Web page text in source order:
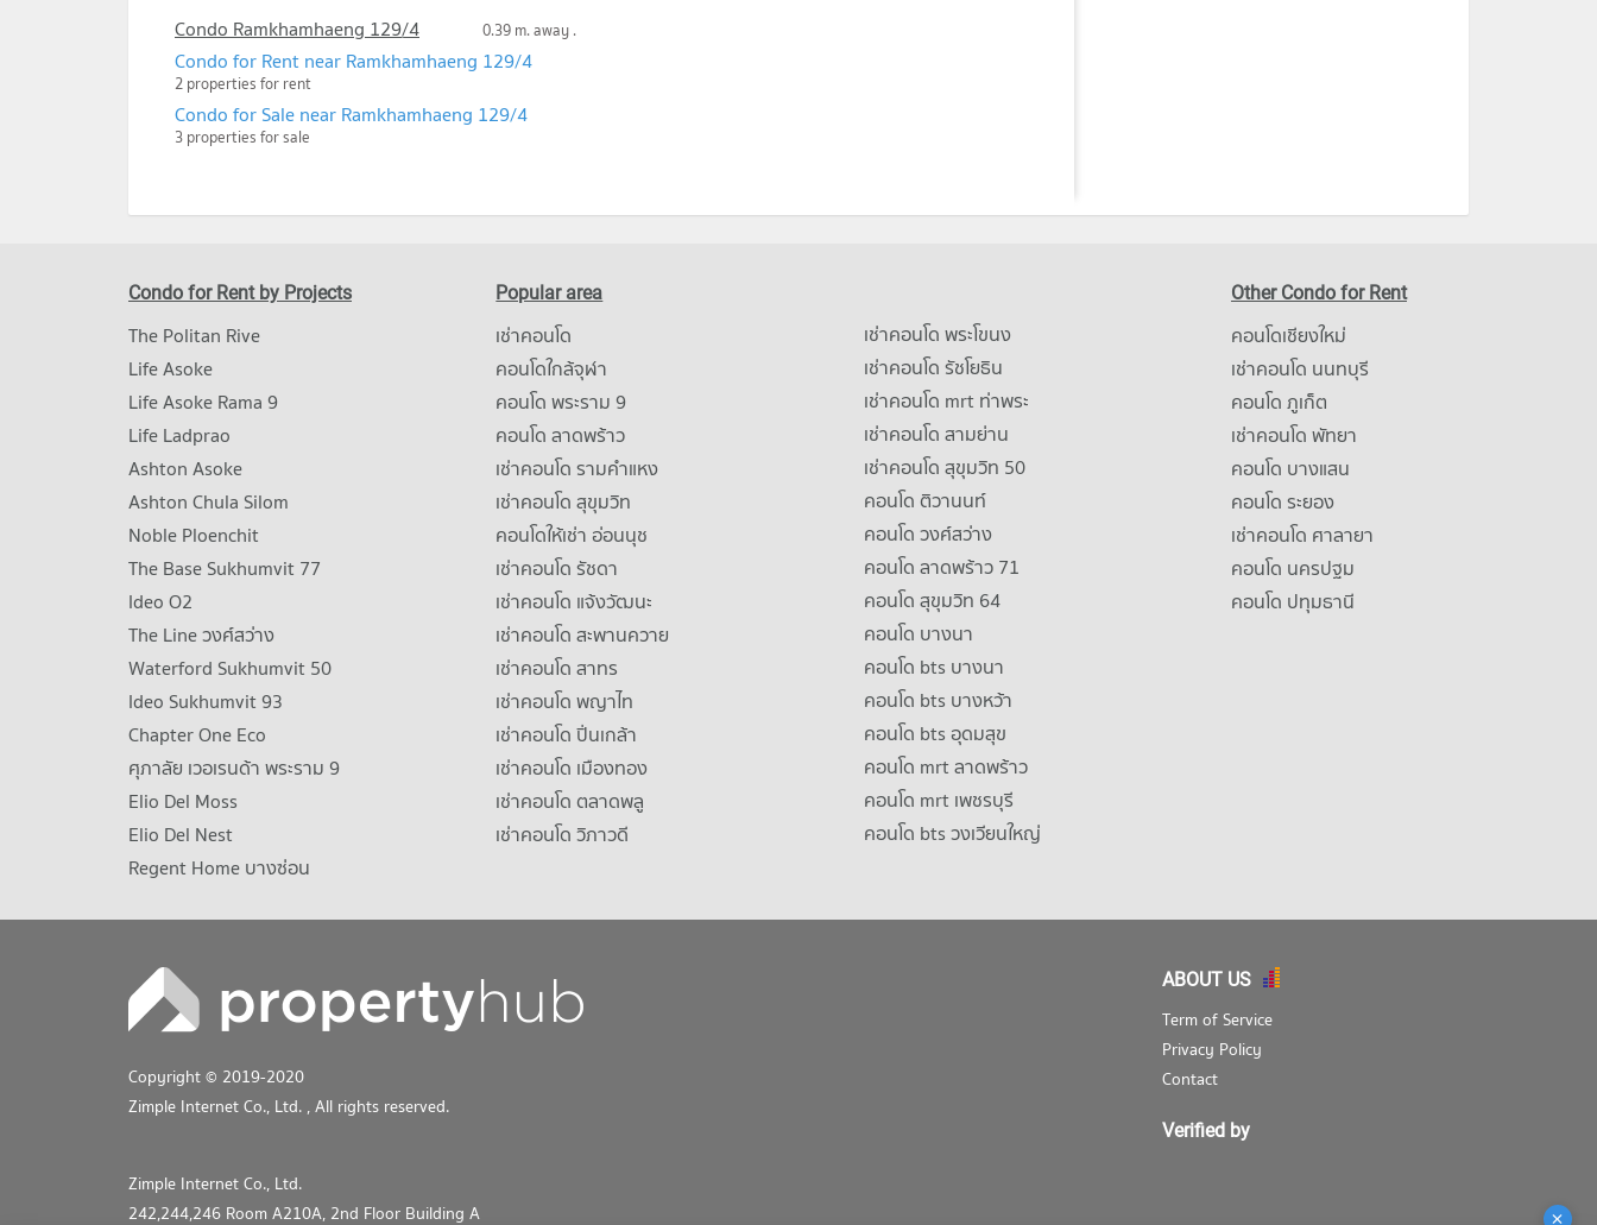
Condo Ramkhamhaeng 129/4 0.39 m. away .
Condo for Rent near Ramkhamhaeng 129/4
2 properties for rent
Condo for Sale near Ramkhamhaeng 129/4
3 properties for sale
Condo for Rent by Projects
The Politan Rive
Life Asoke
Life Asoke Rama 9
Life Ladprao
Ashton Asoke
Ashton Chula Silom
Noble Ploenchit
The Base Sukhumvit 77
Ideo O2
The Line วงศ์สว่าง
Waterford Sukhumvit 50
Ideo Sukhumvit 93
Chapter One Eco
ศุภาลัย เวอเรนด้า พระราม 9
Elio Del Moss
Elio Del Nest
Regent Home บางซ่อน
Popular area
เช่าคอนโด
คอนโดใกล้จุฬา
คอนโด พระราม 9
คอนโด ลาดพร้าว
เช่าคอนโด รามคําแหง
เช่าคอนโด สุขุมวิท
คอนโดให้เช่า อ่อนนุช
เช่าคอนโด รัชดา
เช่าคอนโด แจ้งวัฒนะ
เช่าคอนโด สะพานควาย
เช่าคอนโด สาทร
เช่าคอนโด พญาไท
เช่าคอนโด ปิ่นเกล้า
เช่าคอนโด เมืองทอง
เช่าคอนโด ตลาดพลู
เช่าคอนโด วิภาวดี
เช่าคอนโด พระโขนง
เช่าคอนโด รัชโยธิน
เช่าคอนโด mrt ท่าพระ
เช่าคอนโด สามย่าน
เช่าคอนโด สุขุมวิท 50
คอนโด ติวานนท์
คอนโด วงศ์สว่าง
คอนโด ลาดพร้าว 71
คอนโด สุขุมวิท 64
คอนโด บางนา
คอนโด bts บางนา
คอนโด bts บางหว้า
คอนโด bts อุดมสุข
คอนโด mrt ลาดพร้าว
คอนโด mrt เพชรบุรี
คอนโด bts วงเวียนใหญ่
Other Condo for Rent
คอนโดเชียงใหม่
เช่าคอนโด นนทบุรี
คอนโด ภูเก็ต
เช่าคอนโด พัทยา
คอนโด บางแสน
คอนโด ระยอง
เช่าคอนโด ศาลายา
คอนโด นครปฐม
คอนโด ปทุมธานี
Copyright © 2019-2020
Zimple Internet Co., Ltd. , All rights reserved.
Zimple Internet Co., Ltd.
242,244,246 Room A210A, 2nd Floor Building A
ABOUT US
Term of Service
Privacy Policy
Contact
Verified by